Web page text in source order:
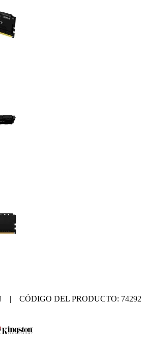
| CÓDIGO DEL PRODUCTO: 74292